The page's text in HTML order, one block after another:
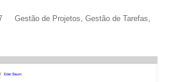
Gestão de Projetos Gestão de Tarefas